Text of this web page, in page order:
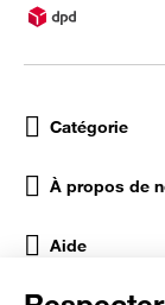
Catégorie
À propos de
Aide